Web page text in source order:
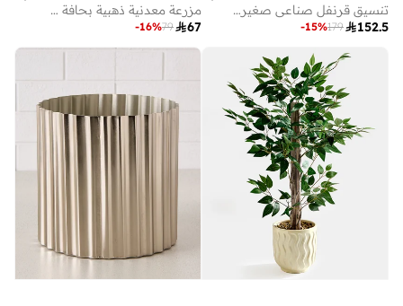
تنسيق قرنفل صناعي صغير باللون الوردي الناعم في أصيص سيراميك 50 × 50 سم
152.5
179
-15%
مزرعة معدنية ذهبية بحافة سلسلة (مقاس M)
67
79
-16%